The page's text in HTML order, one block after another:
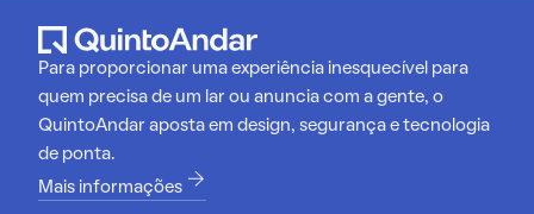
Para proporcionar uma experiência inesquecível para
quem precisa de um lar ou anuncia com a gente, o
QuintoAndar aposta em design, segurança e tecnologia
de ponta.
Mais informações